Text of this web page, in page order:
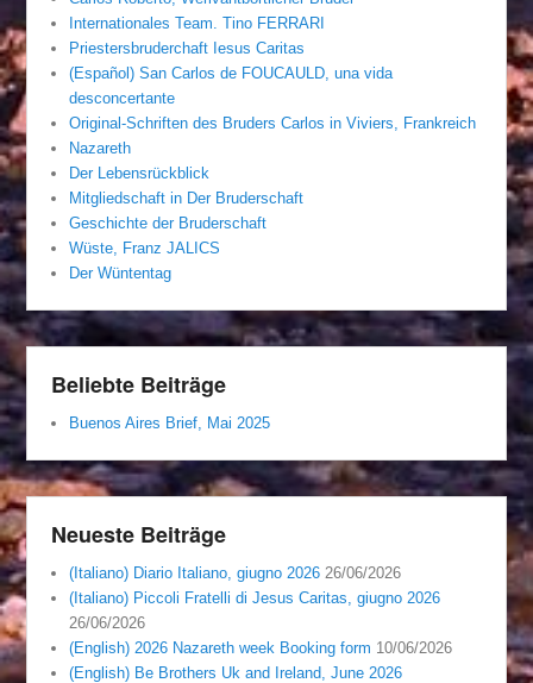
Internationales Team. Tino FERRARI
Priestersbruderchaft Iesus Caritas
(Español) San Carlos de FOUCAULD, una vida
desconcertante
Original-Schriften des Bruders Carlos in Viviers, Frankreich
Nazareth
Der Lebensrückblick
Mitgliedschaft in Der Bruderschaft
Geschichte der Bruderschaft
Wüste, Franz JALICS
Der Wüntentag
Beliebte Beiträge
Buenos Aires Brief, Mai 2025
Neueste Beiträge
(Italiano) Diario Italiano, giugno 2026 26/06/2026
(Italiano) Piccoli Fratelli di Jesus Caritas, giugno 2026
26/06/2026
(English) 2026 Nazareth week Booking form 10/06/2026
(English) Be Brothers Uk and Ireland, June 2026